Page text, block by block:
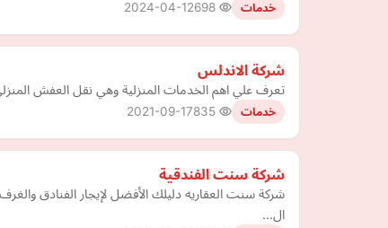
خدمات 2024-04-12
شركة الاندلس
تعرف علي اهم الخدمات المنزلية وهي نقل العفش
خدمات 2021-09-17
شركة سنت الفندقية
شركة سنت العقاريه دليلك الأفضل لإيجار الفنادق
ال…